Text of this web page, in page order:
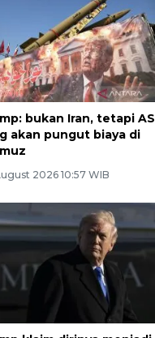
bukan Iran, tetapi AS
akan pungut biaya di
2026 10:57 WIB